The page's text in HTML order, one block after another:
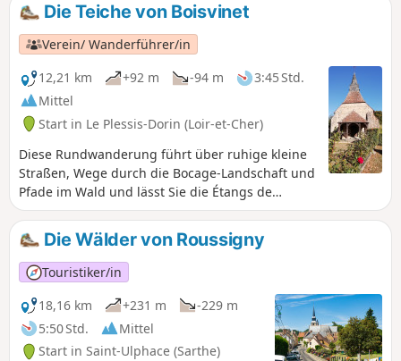
Die Teiche von Boisvinet
Verein/ Wanderführer/in
12,21 km
+92 m -94 m
3:45 Std.
Mittel
Start in Le Plessis-Dorin (Loir-et-Cher)
Diese Rundwanderung führt über ruhige kleine
Straßen, Wege durch die Bocage-Landschaft und
Pfade im Wald und lässt Sie die Étangs de
Boisvinet entdecken. Sie kommen auch an der
Glasbläserei vorbei, die bis 1952 in Betrieb war
und Gegenstand eines Buches von Daphne du
Maurier, „Die Glasbläser“, war.
Die Wälder von Roussigny
Touristiker/in
18,16 km
+231 m
-229 m
5:50 Std.
Mittel
Start in Saint-Ulphace (Sarthe)